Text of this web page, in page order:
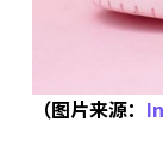
（图片来源：